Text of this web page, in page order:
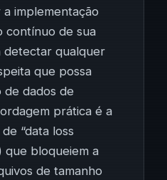
implementação
contínuo de sua
qualquer
que possa
de dados de
prática é a
“data loss
que bloqueiem a
de tamanho